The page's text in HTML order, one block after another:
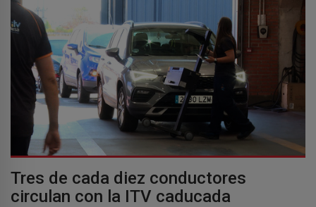
Tres de cada diez conductores
circulan con la ITV caducada